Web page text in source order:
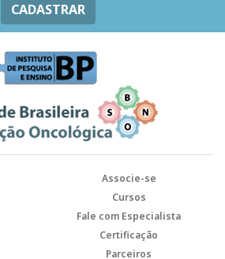
CADASTRAR
Associe-se
Cursos
Fale com Especialista
Certificação
Parceiros